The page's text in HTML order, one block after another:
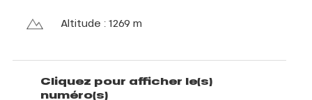
Altitude : 1269 m
Cliquez pour afficher le(s)
numéro(s)